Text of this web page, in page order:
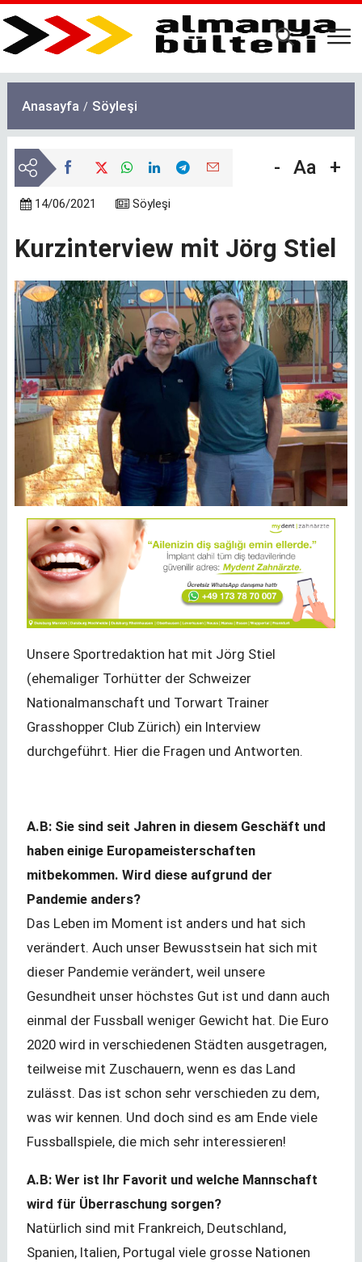
Ana
içeriğe
Anasayfa Söyleşi
- Aa +
14/06/2021 Söyleşi
Kurzinterview mit Jörg Stiel
Unsere Sportredaktion hat mit Jörg Stiel
(ehemaliger Torhütter der Schweizer
Nationalmanschaft und Torwart Trainer
Grasshopper Club Zürich) ein Interview
durchgeführt. Hier die Fragen und Antworten.
A.B: Sie sind seit Jahren in diesem Geschäft und
haben einige Europameisterschaften
mitbekommen. Wird diese aufgrund der
Pandemie anders?
Das Leben im Moment ist anders und hat sich
verändert. Auch unser Bewusstsein hat sich mit
dieser Pandemie verändert, weil unsere
Gesundheit unser höchstes Gut ist und dann auch
einmal der Fussball weniger Gewicht hat. Die Euro
2020 wird in verschiedenen Städten ausgetragen,
teilweise mit Zuschauern, wenn es das Land
zulässt. Das ist schon sehr verschieden zu dem,
was wir kennen. Und doch sind es am Ende viele
Fussballspiele, die mich sehr interessieren!
A.B: Wer ist Ihr Favorit und welche Mannschaft
wird für Überraschung sorgen?
Natürlich sind mit Frankreich, Deutschland,
Spanien, Italien, Portugal viele grosse Nationen